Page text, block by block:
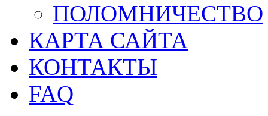
ПОЛОМНИЧЕСТВО
КАРТА САЙТА
КОНТАКТЫ
FAQ